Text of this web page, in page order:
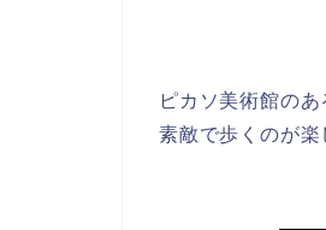
ピカソ美術館の
素敵で歩くのが楽